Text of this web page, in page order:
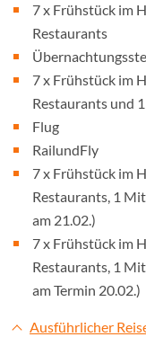
7 x Frühstück im
Restaurants
7 x Frühstück im
Restaurants und
Flug
RailundFly
7 x Frühstück im
Restaurants, 1
am 21.02.)
7 x Frühstück im
Restaurants, 1
am Termin 20.02.)
Ausführlicher